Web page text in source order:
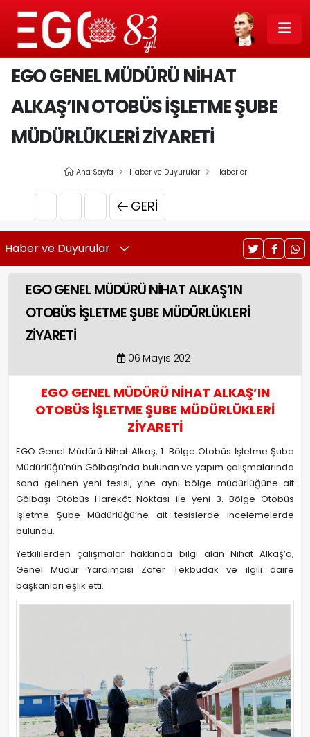
EGO GENEL MÜDÜRÜ NİHAT
ALKAŞ’IN OTOBÜS İŞLETME ŞUBE
MÜDÜRLÜKLERİ ZİYARETİ
Ana Sayfa Haber ve Duyurular Haberler
GERI
Haber ve Duyurular
EGO GENEL MÜDÜRÜ NİHAT ALKAŞ’IN
OTOBÜS İŞLETME ŞUBE MÜDÜRLÜKLERİ
ZİYARETİ
06 Mayıs 2021
EGO GENEL MÜDÜRÜ NİHAT ALKAŞ’IN
OTOBÜS İŞLETME ŞUBE MÜDÜRLÜKLERİ
ZİYARETİ
EGO Genel Müdürü Nihat Alkaş, 1. Bölge Otobüs İşletme Şube
Müdürlüğü’nün Gölbaşı’nda bulunan ve yapım çalışmalarında
sona gelinen yeni tesisi, yine aynı bölge müdürlüğüne ait
Gölbaşı Otobüs Harekât Noktası ile yeni 3. Bölge Otobüs
İşletme Şube Müdürlüğü’ne ait tesislerde incelemelerde
bulundu.
Yetkililerden çalışmalar hakkında bilgi alan Nihat Alkaş’a,
Genel Müdür Yardımcısı Zafer Tekbudak ve ilgili daire
başkanları eşlik etti.